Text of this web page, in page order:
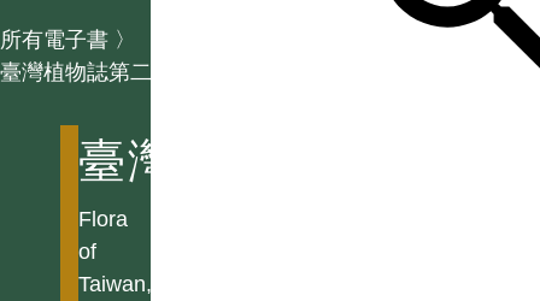
所有電子書 〉
臺灣植物誌第二版
臺灣植物誌第二版
Flora
of
Taiwan,